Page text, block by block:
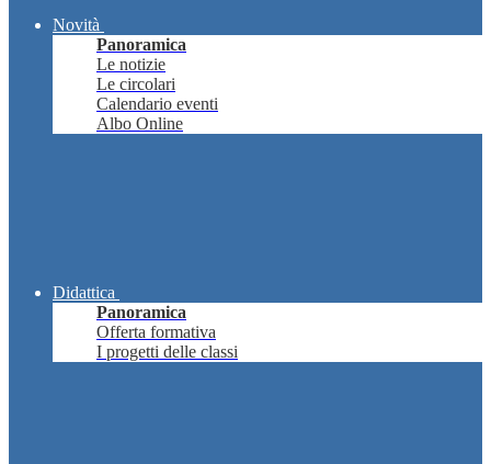
Novità
Panoramica
Le notizie
Le circolari
Calendario eventi
Albo Online
Didattica
Panoramica
Offerta formativa
I progetti delle classi